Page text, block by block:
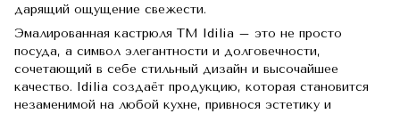
дарящий ощущение свежести.
Эмалированная кастрюля TM Idilia – это не просто
посуда, а символ элегантности и долговечности,
сочетающий в себе стильный дизайн и высочайшее
качество. Idilia создаёт продукцию, которая становится
незаменимой на любой кухне, привнося эстетику и